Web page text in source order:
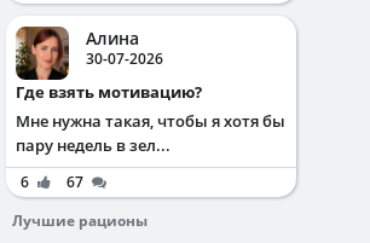
Алина
30-07-2026
Где взять мотивацию?
Мне нужна такая, чтобы я хотя бы
пару недель в зел...
6
67
Лучшие рационы